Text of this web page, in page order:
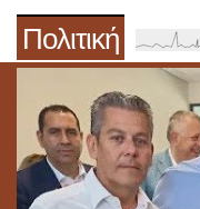
Πολιτική